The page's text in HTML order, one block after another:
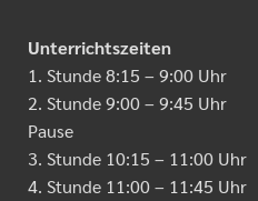
Unterrichtszeiten
1. Stunde 8:15 – 9:00 Uhr
2. Stunde 9:00 – 9:45 Uhr
Pause
3. Stunde 10:15 – 11:00 Uhr
4. Stunde 11:00 – 11:45 Uhr